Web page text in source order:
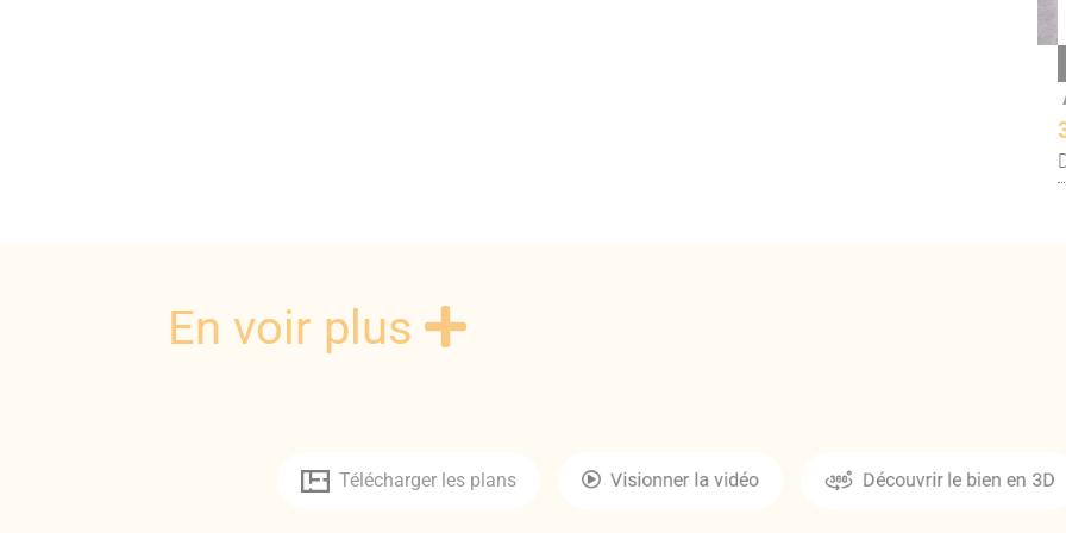
En voir plus
Télécharger les plans Visionner la vidéo Découvrir le bien en 3D